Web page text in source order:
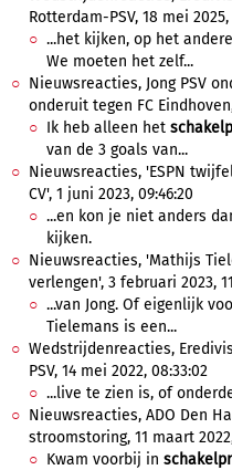
Rotterdam-PSV, 18 mei 2025,
...het kijken, op het
We moeten het zelf...
Nieuwsreacties, Jong PSV
onderuit tegen FC
Ik heb alleen het
van de 3 goals van...
Nieuwsreacties, 'ESPN
CV', 1 juni 2023, 09:46:20
...en kon je niet anders
kijken.
Nieuwsreacties, 'Mathijs
verlengen', 3 februari 2023,
...van Jong. Of eigenlijk
Tielemans is een...
Wedstrijdenreacties,
PSV, 14 mei 2022, 08:33:02
...live te zien is, of
Nieuwsreacties, ADO Den
stroomstoring, 11 maart
Kwam voorbij in